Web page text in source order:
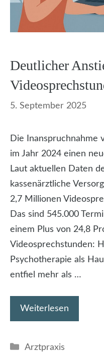
Deutlicher
5. September 2025
Die Inanspruchnahme
im Jahr 2024 einen
Laut aktuellen Daten
kassenärztliche
2,7 Millionen
Das sind 545.000
einem Plus von 24,8
Videosprechstunden:
Psychotherapie als
entfiel mehr als …
Weiterlesen
Kategorien
Arztpraxis